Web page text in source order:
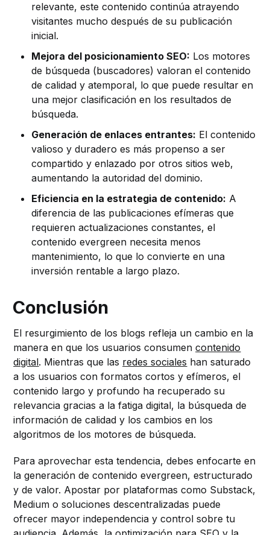
relevante, este contenido continúa atrayendo
visitantes mucho después de su publicación
inicial.
Mejora del posicionamiento SEO: Los motores
de búsqueda (buscadores) valoran el contenido
de calidad y atemporal, lo que puede resultar en
una mejor clasificación en los resultados de
búsqueda.
Generación de enlaces entrantes: El contenido
valioso y duradero es más propenso a ser
compartido y enlazado por otros sitios web,
aumentando la autoridad del dominio.
Eficiencia en la estrategia de contenido: A
diferencia de las publicaciones efímeras que
requieren actualizaciones constantes, el
contenido evergreen necesita menos
mantenimiento, lo que lo convierte en una
inversión rentable a largo plazo.
Conclusión
El resurgimiento de los blogs refleja un cambio en la
manera en que los usuarios consumencontenido
digital. Mientras que las redes sociales han saturado
a los usuarios con formatos cortos y efímeros, el
contenido largo y profundo ha recuperado su
relevancia gracias a la fatiga digital, la búsqueda de
información de calidad y los cambios en los
algoritmos de los motores de búsqueda.
Para aprovechar esta tendencia, debes enfocarte en
la generación de contenido evergreen, estructurado
y de valor. Apostar por plataformas como Substack,
Medium o soluciones descentralizadas puede
ofrecer mayor independencia y control sobre tu